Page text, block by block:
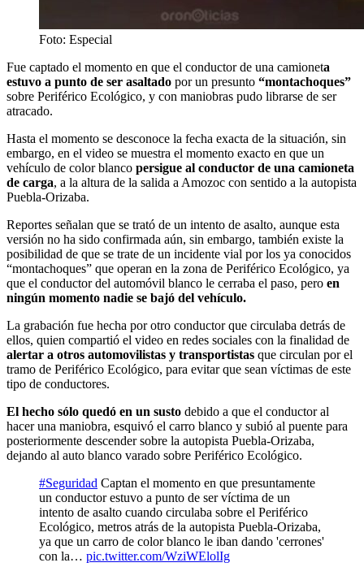
Foto: Especial
Fue captado el momento en que el conductor de una camioneta
estuvo a punto de ser asaltado por un presunto “montachoques”
sobre Periférico Ecológico, y con maniobras pudo librarse de ser
atracado.
Hasta el momento se desconoce la fecha exacta de la situación, sin
embargo, en el video se muestra el momento exacto en que un
vehículo de color blanco persigue al conductor de una camioneta
de carga, a la altura de la salida a Amozoc con sentido a la autopista
Puebla-Orizaba.
Reportes señalan que se trató de un intento de asalto, aunque esta
versión no ha sido confirmada aún, sin embargo, también existe la
posibilidad de que se trate de un incidente vial por los ya conocidos
“montachoques” que operan en la zona de Periférico Ecológico, ya
que el conductor del automóvil blanco le cerraba el paso, pero en
ningún momento nadie se bajó del vehículo.
La grabación fue hecha por otro conductor que circulaba detrás de
ellos, quien compartió el video en redes sociales con la finalidad de
alertar a otros automovilistas y transportistas que circulan por el
tramo de Periférico Ecológico, para evitar que sean víctimas de este
tipo de conductores.
El hecho sólo quedó en un susto debido a que el conductor al
hacer una maniobra, esquivó el carro blanco y subió al puente para
posteriormente descender sobre la autopista Puebla-Orizaba,
dejando al auto blanco varado sobre Periférico Ecológico.
#Seguridad Captan el momento en que presuntamente
un conductor estuvo a punto de ser víctima de un
intento de asalto cuando circulaba sobre el Periférico
Ecológico, metros atrás de la autopista Puebla-Orizaba,
ya que un carro de color blanco le iban dando 'cerrones'
con la… pic.twitter.com/WziWElolIg